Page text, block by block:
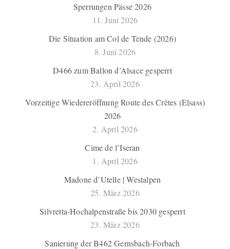
Sperrungen Pässe 2026
11. Juni 2026
Die Situation am Col de Tende (2026)
8. Juni 2026
D466 zum Ballon d’Alsace gesperrt
23. April 2026
Vorzeitige Wiedereröffnung Route des Crêtes (Elsass)
2026
2. April 2026
Cime de l’Iseran
1. April 2026
Madone d’Utelle | Westalpen
25. März 2026
Silvretta-Hochalpenstraße bis 2030 gesperrt
23. März 2026
Sanierung der B462 Gernsbach-Forbach